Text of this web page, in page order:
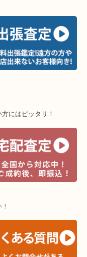
いけばわからない…
頼も大歓迎です。
い方にはピッタリ！